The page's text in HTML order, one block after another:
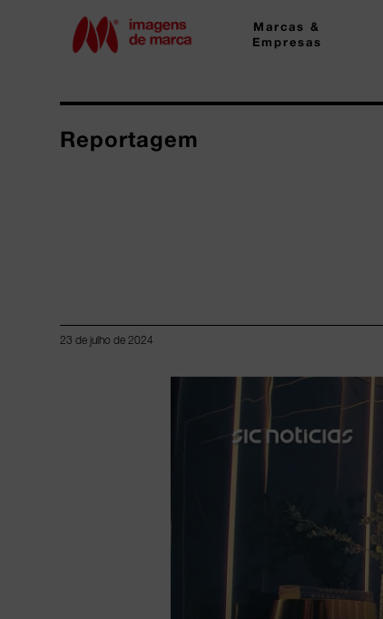
Marcas &
Empresas
Reportagem
23 de julho de 2024